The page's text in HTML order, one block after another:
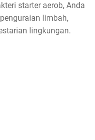
starter aerob, Anda
limbah,
lingkungan.